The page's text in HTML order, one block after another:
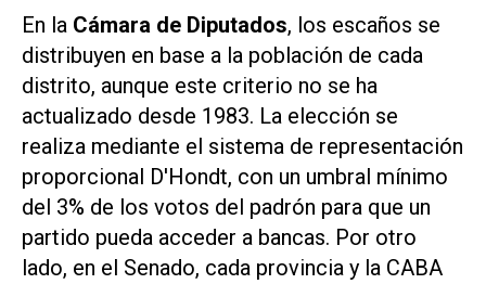
En la Cámara de Diputados, los escaños se
distribuyen en base a la población de cada
distrito, aunque este criterio no se ha
actualizado desde 1983. La elección se
realiza mediante el sistema de representación
proporcional D'Hondt, con un umbral mínimo
del 3% de los votos del padrón para que un
partido pueda acceder a bancas. Por otro
lado, en el Senado, cada provincia y la CABA